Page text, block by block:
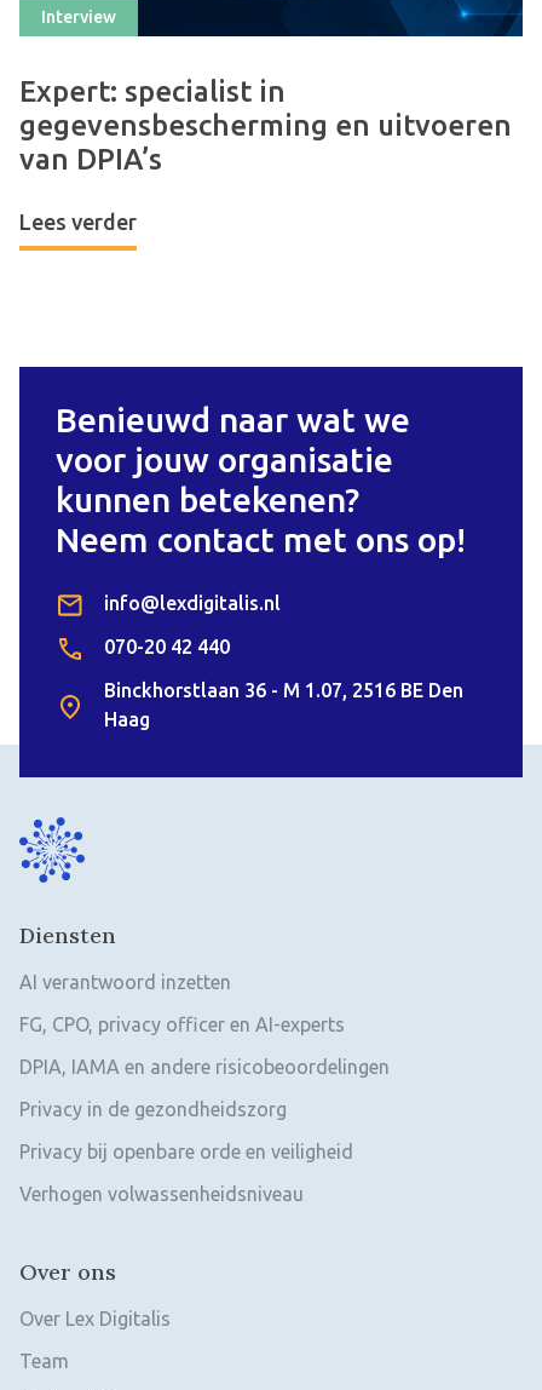
Interview
Expert: specialist in
gegevensbescherming en uitvoeren
van DPIA’s
Lees verder
Benieuwd naar wat we
voor jouw organisatie
kunnen betekenen?
Neem contact met ons op!
info@lexdigitalis.nl
070-20 42 440
Binckhorstlaan 36 - M 1.07, 2516 BE Den
Haag
Diensten
AI verantwoord inzetten
FG, CPO, privacy officer en AI-experts
DPIA, IAMA en andere risicobeoordelingen
Privacy in de gezondheidszorg
Privacy bij openbare orde en veiligheid
Verhogen volwassenheidsniveau
Over ons
Over Lex Digitalis
Team